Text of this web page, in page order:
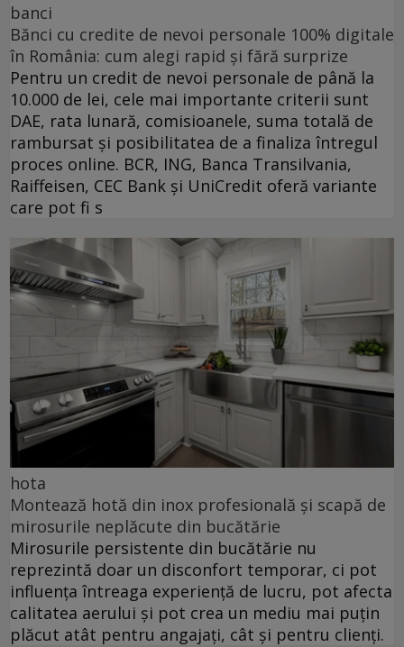
banci
Bănci cu credite de nevoi personale 100% digitale
în România: cum alegi rapid și fără surprize
Pentru un credit de nevoi personale de până la
10.000 de lei, cele mai importante criterii sunt
DAE, rata lunară, comisioanele, suma totală de
rambursat și posibilitatea de a finaliza întregul
proces online. BCR, ING, Banca Transilvania,
Raiffeisen, CEC Bank și UniCredit oferă variante
care pot fi s
hota
Montează hotă din inox profesională și scapă de
mirosurile neplăcute din bucătărie
Mirosurile persistente din bucătărie nu
reprezintă doar un disconfort temporar, ci pot
influența întreaga experiență de lucru, pot afecta
calitatea aerului și pot crea un mediu mai puțin
plăcut atât pentru angajați, cât și pentru clienți.